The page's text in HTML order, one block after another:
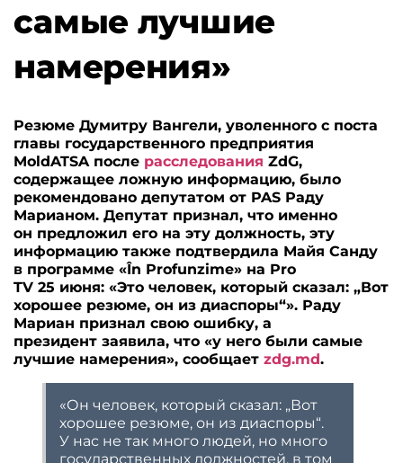
самые лучшие
намерения»
Резюме Думитру Вангели, уволенного с поста
главы государственного предприятия
MoldATSA после расследования ZdG,
содержащее ложную информацию, было
рекомендовано депутатом от PAS Раду
Марианом. Депутат признал, что именно
он предложил его на эту должность, эту
информацию также подтвердила Майя Санду
в программе «În Profunzime» на Pro
TV 25 июня: «Это человек, который сказал: „Вот
хорошее резюме, он из диаспоры“». Раду
Мариан признал свою ошибку, а
президент заявила, что «у него были самые
лучшие намерения», сообщаетzdg.md.
«Он человек, который сказал: „Вот
хорошее резюме, он из диаспоры“.
У нас не так много людей, но много
государственных должностей, в том